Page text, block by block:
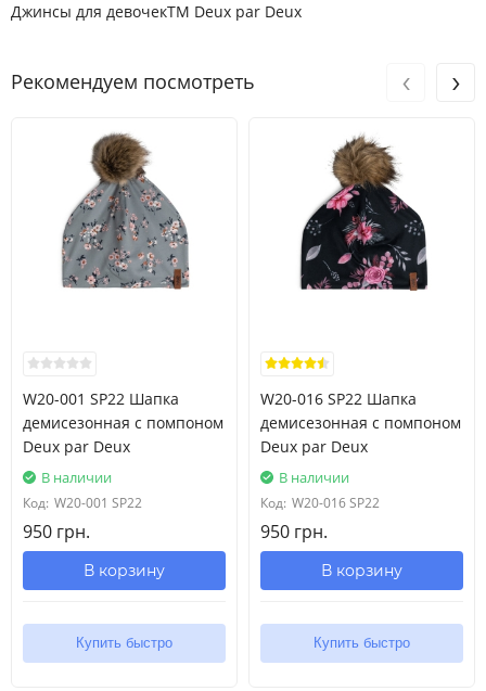
Джинсы для девочекТМ Deux par Deux
Рекомендуем посмотреть
W20-001 SP22 Шапка
демисезонная с помпоном
Deux par Deux
В наличии
Код: W20-001 SP22
950 грн.
В корзину
Купить быстро
W20-016 SP22 Шапка
демисезонная с помпоном
Deux par Deux
В наличии
Код: W20-016 SP22
950 грн.
В корзину
Купить быстро
‹ ›